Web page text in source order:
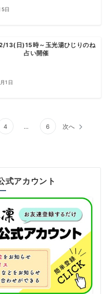
日
13(日)15時～玉光湯ひじりのね
占い開催
1日
4 … 6 次へ
式アカウント